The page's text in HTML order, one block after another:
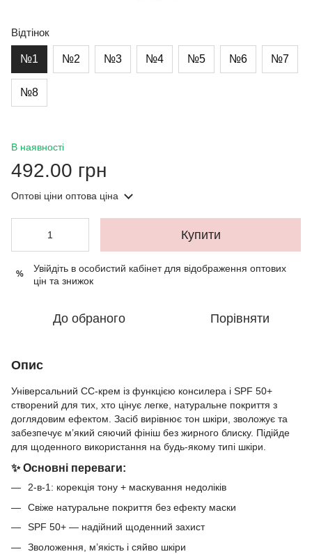
Відтінок
№1 №2 №3 №4 №5 №6 №7
№8
В наявності
492.00 грн
Оптові ціни оптова ціна
Купити
%
Увійдіть в особистий кабінетдля відображення оптових
цін та знижок
До обраного Порівняти
Опис
Універсальний CC-крем із функцією консилера і SPF 50+
створений для тих, хто цінує легке, натуральне покриття з
доглядовим ефектом. Засіб вирівнює тон шкіри, зволожує та
забезпечує м’який сяючий фініш без жирного блиску. Підійде
для щоденного використання на будь-якому типі шкіри.
✨ Основні переваги:
2-в-1: корекція тону + маскування недоліків
Свіже натуральне покриття без ефекту маски
SPF 50+ — надійний щоденний захист
Зволоження, м’якість і сяйво шкіри